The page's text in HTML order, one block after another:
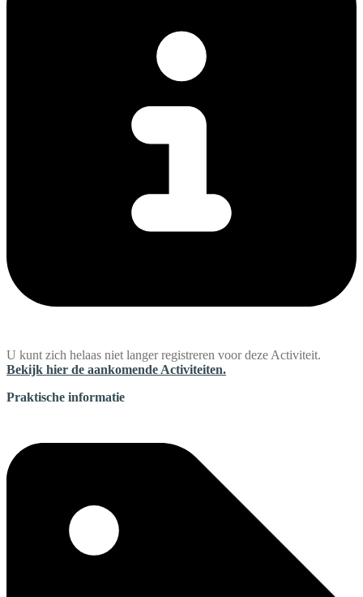
U kunt zich helaas niet langer registreren voor deze Activiteit.
Bekijk hier de aankomende Activiteiten.
Praktische informatie